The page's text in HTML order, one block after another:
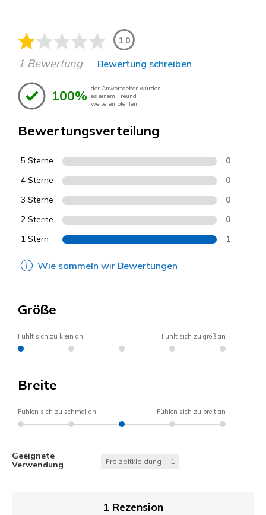
1.0
1 Bewertung Bewertung schreiben
100% der Anwortgeber würden
es einem Freund
weiterempfehlen.
Bewertungsverteilung
5 Sterne 0
4 Sterne 0
3 Sterne 0
2 Sterne 0
1 Stern 1
Wie sammeln wir Bewertungen
Größe
Fühlt sich zu klein an Fühlt sich zu groß an
Breite
Fühlen sich zu schmal an Fühlen sich zu breit an
Geeignete
Verwendung
Freizeitkleidung 1
1 Rezension